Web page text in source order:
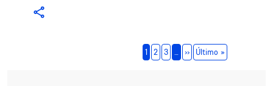
1 2 3 … ››Siguiente página
Último »